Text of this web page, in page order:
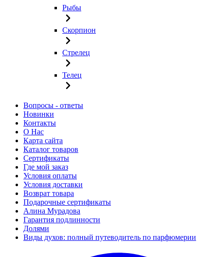
Рыбы
Скорпион
Стрелец
Телец
Вопросы - ответы
Новинки
Контакты
О Нас
Карта сайта
Каталог товаров
Сертификаты
Где мой заказ
Условия оплаты
Условия доставки
Возврат товара
Подарочные сертификаты
Алина Мурадова
Гарантия подлинности
Долями
Виды духов: полный путеводитель по парфюмерии